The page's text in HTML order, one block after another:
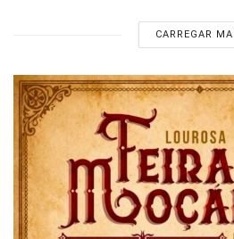
CARREGAR